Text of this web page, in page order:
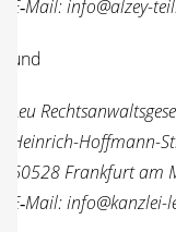
E‑Mail: info@alzey-
und
Leu
Hein­rich-Hoff­mann-
60528 Frank­furt am
E‑Mail: info@kanzlei-